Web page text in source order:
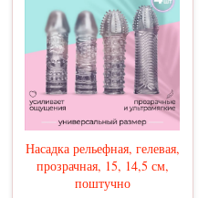
Насадка рельефная, гелевая,
прозрачная, 15, 14,5 см,
поштучно